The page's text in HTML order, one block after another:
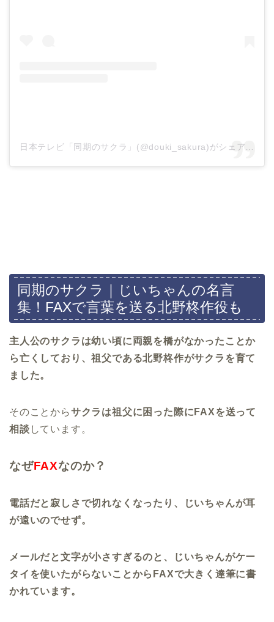
日本テレビ「同期のサクラ」(@douki_sakura)がシェアした投稿
同期のサクラ｜じいちゃんの名言
集！FAXで言葉を送る北野柊作役も
主人公のサクラは幼い頃に両親を橋がなかったことか
ら亡くしており、祖父である北野柊作がサクラを育て
ました。
そのことからサクラは祖父に困った際にFAXを送って
相談 しています。
なぜFAXなのか？
電話だと寂しさで切れなくなったり、じいちゃんが耳
が遠いのでせず。
メールだと文字が小さすぎるのと、じいちゃんがケー
タイを使いたがらないことからFAXで大きく達筆に書
かれています。